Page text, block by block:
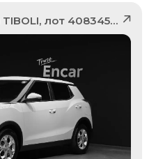
TIBOLI, лот 40834533